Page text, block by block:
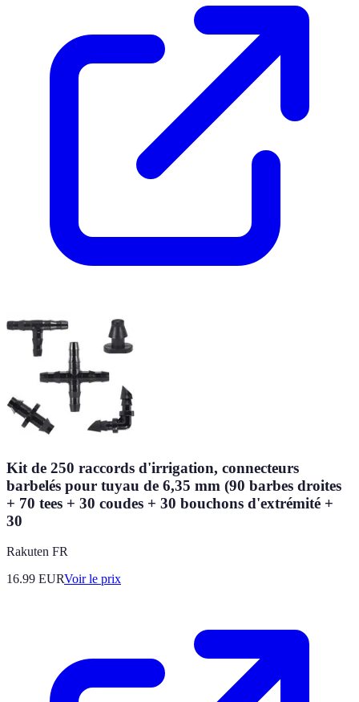
Kit de 250 raccords d'irrigation, connecteurs
barbelés pour tuyau de 6,35 mm (90 barbes droites
+ 70 tees + 30 coudes + 30 bouchons d'extrémité +
30
Rakuten FR
16.99 EURVoir le prix